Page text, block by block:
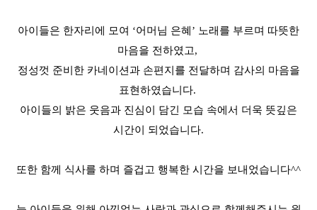
아이들은 한자리에 모여 ‘어머님 은혜’ 노래를 부르며 따뜻한
마음을 전하였고,
정성껏 준비한 카네이션과 손편지를 전달하며 감사의 마음을
표현하였습니다.
아이들의 밝은 웃음과 진심이 담긴 모습 속에서 더욱 뜻깊은
시간이 되었습니다.
또한 함께 식사를 하며 즐겁고 행복한 시간을 보내었습니다^^